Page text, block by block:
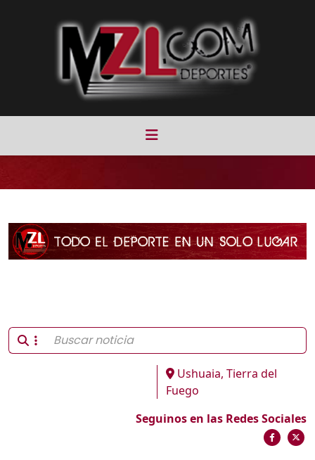
Ushuaia, Tierra del
Fuego
Seguinos en las Redes Sociales